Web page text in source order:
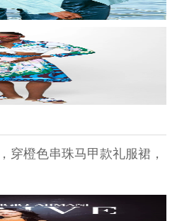
穿橙色串珠马甲款礼服裙，